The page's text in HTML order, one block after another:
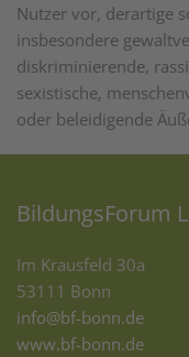
Nutzer vor, derartige
insbesondere
diskriminierende,
sexistische,
oder beleidigende
BildungsForum
Im Krausfeld 30a
53111 Bonn
info@bf-bonn.de
www.bf-bonn.de